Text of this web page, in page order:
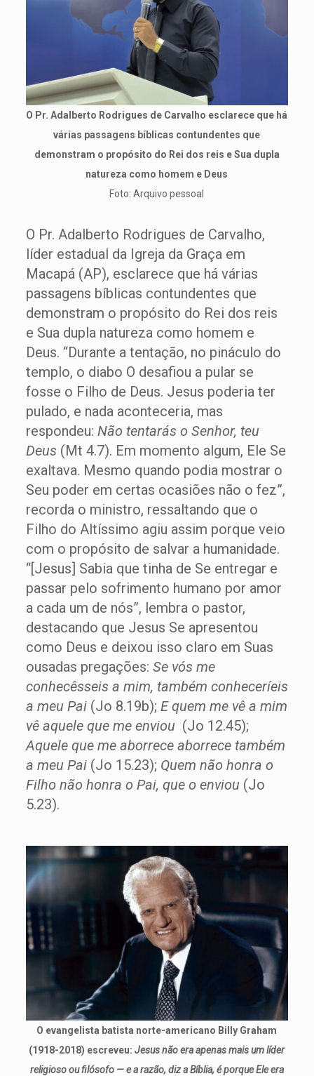
O Pr. Adalberto Rodrigues de Carvalho esclarece que há
várias passagens bíblicas contundentes que
demonstram o propósito do Rei dos reis e Sua dupla
natureza como homem e Deus
Foto: Arquivo pessoal
O Pr. Adalberto Rodrigues de Carvalho,
líder estadual da Igreja da Graça em
Macapá (AP), esclarece que há várias
passagens bíblicas contundentes que
demonstram o propósito do Rei dos reis
e Sua dupla natureza como homem e
Deus. “Durante a tentação, no pináculo do
templo, o diabo O desafiou a pular se
fosse o Filho de Deus. Jesus poderia ter
pulado, e nada aconteceria, mas
respondeu: Não tentarás o Senhor, teu
Deus (Mt 4.7). Em momento algum, Ele Se
exaltava. Mesmo quando podia mostrar o
Seu poder em certas ocasiões não o fez”,
recorda o ministro, ressaltando que o
Filho do Altíssimo agiu assim porque veio
com o propósito de salvar a humanidade.
“[Jesus] Sabia que tinha de Se entregar e
passar pelo sofrimento humano por amor
a cada um de nós”, lembra o pastor,
destacando que Jesus Se apresentou
como Deus e deixou isso claro em Suas
ousadas pregações: Se vós me
conhecêsseis a mim, também conheceríeis
a meu Pai(Jo 8.19b); E quem me vê a mim
vê aquele que me enviou (Jo 12.45);
Aquele que me aborrece aborrece também
a meu Pai(Jo 15.23); Quem não honra o
Filho não honra o Pai, que o enviou (Jo
5.23).
O evangelista batista norte-americano Billy Graham
(1918-2018) escreveu:Jesus não era apenas mais um líder
religioso ou filósofo — e a razão, diz a Bíblia, é porque Ele era